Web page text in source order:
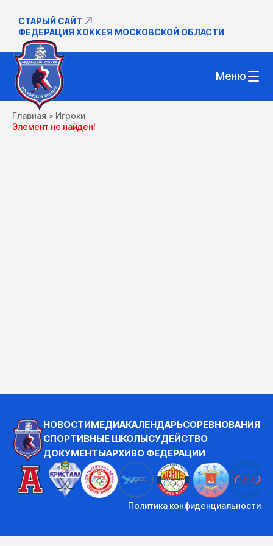
СТАРЫЙ САЙТ
ФЕДЕРАЦИЯ ХОККЕЯ МОСКОВСКОЙ ОБЛАСТИ
Меню
Главная > Игроки
Элемент не найден!
НОВОСТИМЕДИАКАЛЕНДАРЬСОРЕВНОВАНИЯ
СПОРТИВНЫЕ ШКОЛЫСУДЕЙСТВО
ДОКУМЕНТЫАРХИВО ФЕДЕРАЦИИ
Политика конфиденциальности